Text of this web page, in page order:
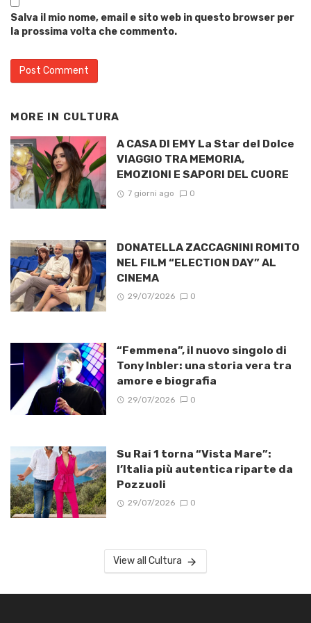
Salva il mio nome, email e sito web in questo browser per
la prossima volta che commento.
MORE IN CULTURA
A CASA DI EMY La Star del Dolce
VIAGGIO TRA MEMORIA,
EMOZIONI E SAPORI DEL CUORE
7 giorni ago 0
DONATELLA ZACCAGNINI ROMITO
NEL FILM “ELECTION DAY” AL
CINEMA
29/07/2026 0
“Femmena”, il nuovo singolo di
Tony Inbler: una storia vera tra
amore e biografia
29/07/2026 0
Su Rai 1 torna “Vista Mare”:
l’Italia più autentica riparte da
Pozzuoli
29/07/2026 0
View all Cultura